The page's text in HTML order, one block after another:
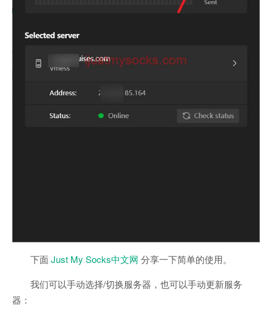
下面Just My Socks中文网 分享一下简单的使用。
我们可以手动选择/切换服务器，也可以手动更新服务
器：